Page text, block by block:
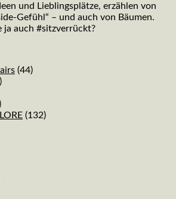
und Lieblingsplätze, erzählen von
Gefühl“ – und auch von Bäumen.
ja auch #sitzverrückt?
(44)
(132)